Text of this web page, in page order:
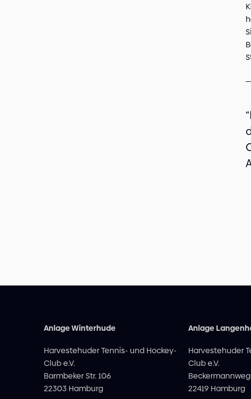
Anlage Winterhude
Harvestehuder Tennis- und Hockey-
Club e.V.
Barmbeker Str. 106
22303 Hamburg
Anlage
Harvestehuder
Club e.V.
22419 Hamburg